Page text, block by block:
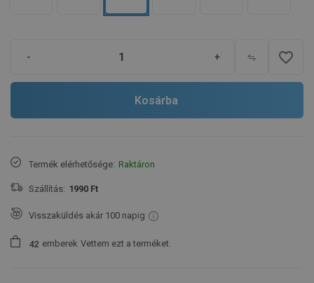
- + favorite_border
Kosárba
Termék elérhetősége: Raktáron
Szállítás: 1990 Ft
Visszaküldés akár 100 napig
42 emberek Vettem ezt a terméket.